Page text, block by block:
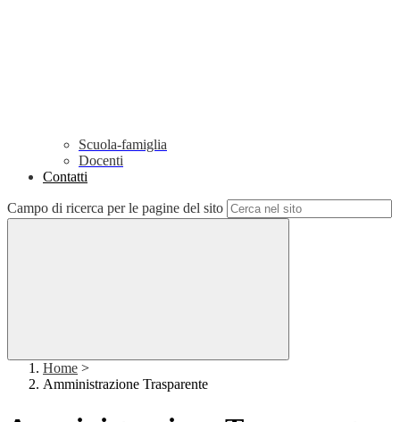
Scuola-famiglia
Docenti
Contatti
Campo di ricerca per le pagine del sito
Home >
Amministrazione Trasparente